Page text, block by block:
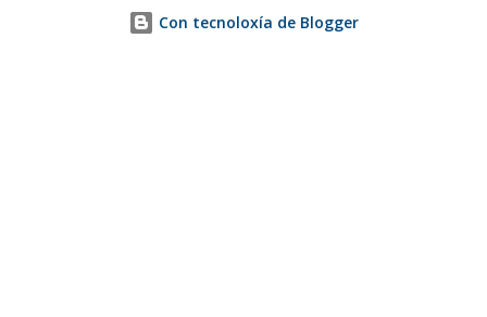
Con tecnoloxía de Blogger